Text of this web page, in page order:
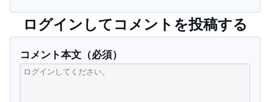
ログインしてコメントを投稿する
コメント本文（必須）